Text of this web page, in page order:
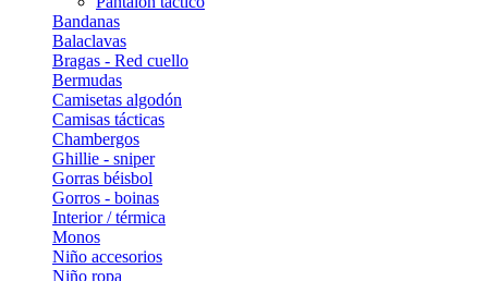
Bandanas
Balaclavas
Bragas - Red cuello
Bermudas
Camisetas algodón
Camisas tácticas
Chambergos
Ghillie - sniper
Gorras béisbol
Gorros - boinas
Interior / térmica
Monos
Niño accesorios
Niño ropa